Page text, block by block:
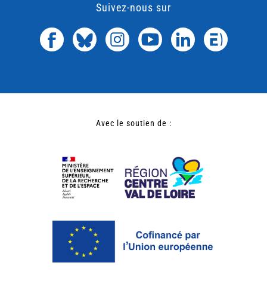
Suivez-nous sur
Avec le soutien de :